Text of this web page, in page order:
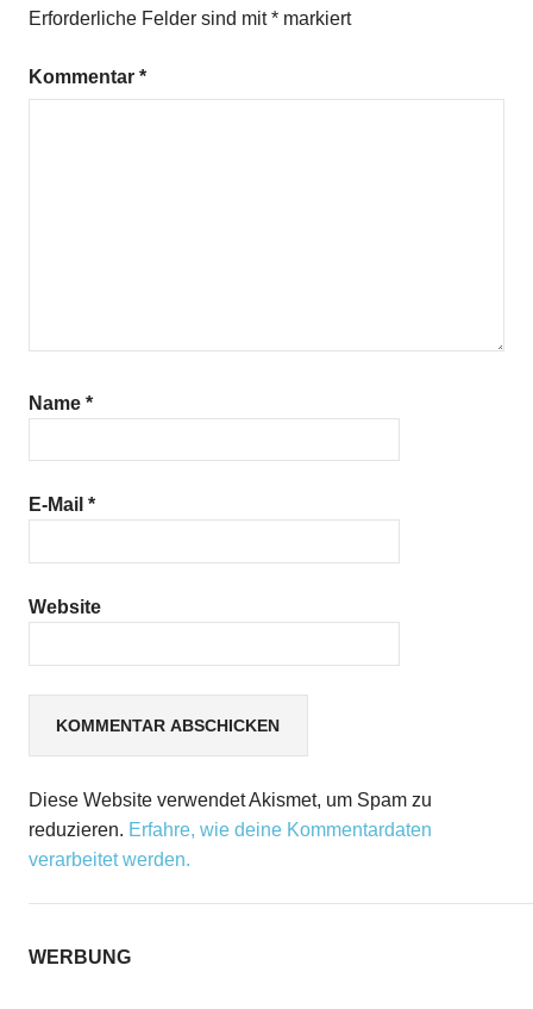
Erforderliche Felder sind mit* markiert
Kommentar *
Name *
E-Mail *
Website
Diese Website verwendet Akismet, um Spam zu
reduzieren. Erfahre, wie deine Kommentardaten
verarbeitet werden.
WERBUNG